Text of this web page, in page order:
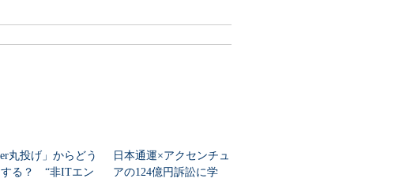
丸投げ」からどう
する？ “非ITエン
日本通運×アクセンチュ
アの124億円訴訟に学